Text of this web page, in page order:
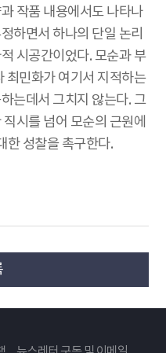
작품 내용에서도 나타나
하면서 하나의 단일 논리
시공간이었다. 모순과 부
최민화가 여기서 지적하는
는데서 그치지 않는다. 그
시를 넘어 모순의 근원에
한 성찰을 촉구한다.